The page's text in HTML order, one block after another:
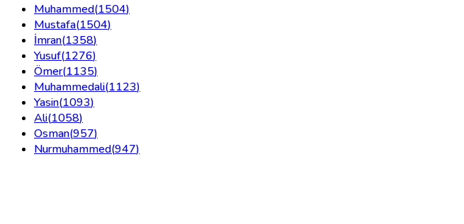
Muhammed(1504)
Mustafa(1504)
İmran(1358)
Yusuf(1276)
Ömer(1135)
Muhammedali(1123)
Yasin(1093)
Ali(1058)
Osman(957)
Nurmuhammed(947)